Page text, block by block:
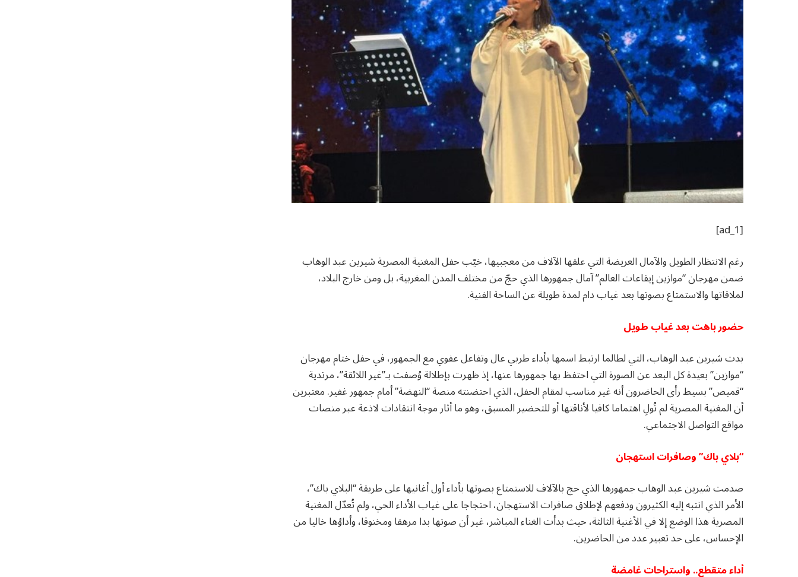
[ad_1]
رغم الانتظار الطويل والآمال العريضة التي علقها الآلاف من معجبيها، خيّب حفل المغنية المصرية شيرين عبد الوهاب
ضمن مهرجان “موازين إيقاعات العالم” آمال جمهورها الذي حجّ من مختلف المدن المغربية، بل ومن خارج البلاد،
لملاقاتها والاستمتاع بصوتها بعد غياب دام لمدة طويلة عن الساحة الفنية.
حضور باهت بعد غياب طويل
بدت شيرين عبد الوهاب، التي لطالما ارتبط اسمها بأداء طربي عال وتفاعل عفوي مع الجمهور، في حفل ختام مهرجان
“موازين” بعيدة كل البعد عن الصورة التي احتفظ بها جمهورها عنها، إذ ظهرت بإطلالة وُصفت بـ”غير اللائقة”، مرتدية
“قميص” بسيط رأى الحاضرون أنه غير مناسب لمقام الحفل، الذي احتضنته منصة “النهضة” أمام جمهور غفير. معتبرين
أن المغنية المصرية لم تُولِ اهتماما كافيا لأناقتها أو للتحضير المسبق، وهو ما أثار موجة انتقادات لاذعة عبر منصات
مواقع التواصل الاجتماعي.
“بلاي باك” وصافرات استهجان
صدمت شيرين عبد الوهاب جمهورها الذي حج بالآلاف للاستمتاع بصوتها بأداء أول أغانيها على طريقة “البلاي باك”،
الأمر الذي انتبه إليه الكثيرون ودفعهم لإطلاق صافرات الاستهجان، احتجاجا على غياب الأداء الحي، ولم تُعدّل المغنية
المصرية هذا الوضع إلا في الأغنية الثالثة، حيث بدأت الغناء المباشر، غير أن صوتها بدا مرهقا ومخنوقا، وأداؤها خاليا من
الإحساس، على حد تعبير عدد من الحاضرين.
أداء متقطع.. واستراحات غامضة